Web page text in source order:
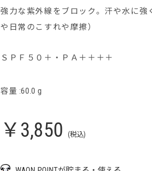
強力な紫外線をブロック。汗や水に
や日常のこすれや摩擦）
ＳＰＦ５０＋・ＰＡ＋＋＋＋
容量 :60.0 g
￥3,850 (税込)